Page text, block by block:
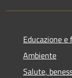
Educazione e
Ambiente
Salute,